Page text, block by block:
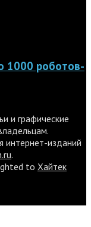
1000 роботов-
и графические
интернет-изданий
.
to Хайтек